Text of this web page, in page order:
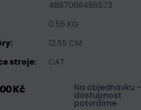
4897069495573
0.55 KG
12.55 CM
stroje:
CAT
Kč Na objednávku -
dostupnost
potvrdíme